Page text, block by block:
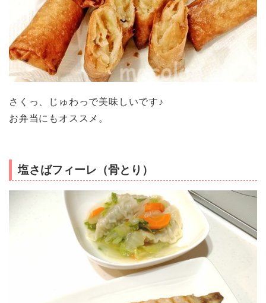
さくっ、じゅわっで美味しいです♪
お弁当にもオススメ。
塩さばフィーレ（骨とり）